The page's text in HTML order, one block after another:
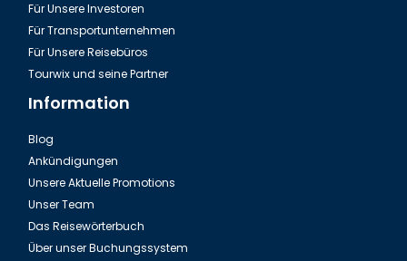
Für Unsere Investoren
Für Transportunternehmen
Für Unsere Reisebüros
Tourwix und seine Partner
Information
Blog
Ankündigungen
Unsere Aktuelle Promotions
Unser Team
Das Reisewörterbuch
Über unser Buchungssystem